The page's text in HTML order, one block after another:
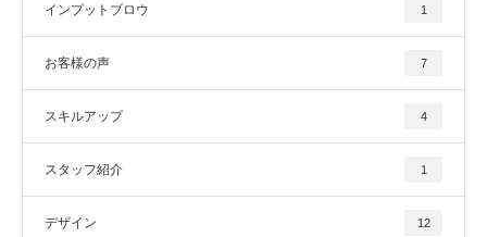
インプットブロウ 1
お客様の声 7
スキルアップ 4
スタッフ紹介 1
デザイン 12